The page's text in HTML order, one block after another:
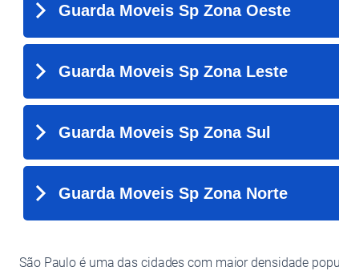
São Paulo é uma das cidades com maior densidade